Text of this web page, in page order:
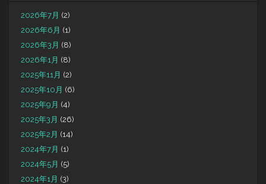
2026年7月 (2)
2026年6月 (1)
2026年3月 (8)
2026年1月 (8)
2025年11月 (2)
2025年10月 (6)
2025年9月 (4)
2025年3月 (26)
2025年2月 (14)
2024年7月 (1)
2024年5月 (5)
2024年1月 (3)